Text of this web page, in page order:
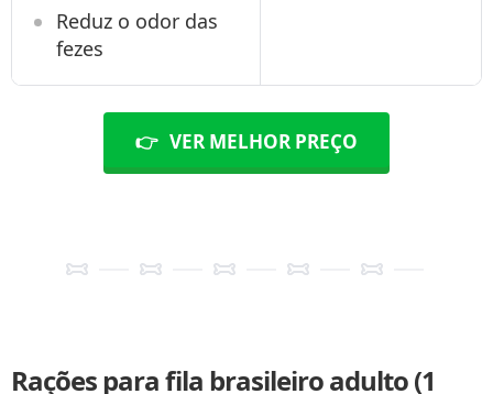
Reduz o odor das
fezes
👉 VER MELHOR PREÇO
Rações para fila brasileiro adulto (1